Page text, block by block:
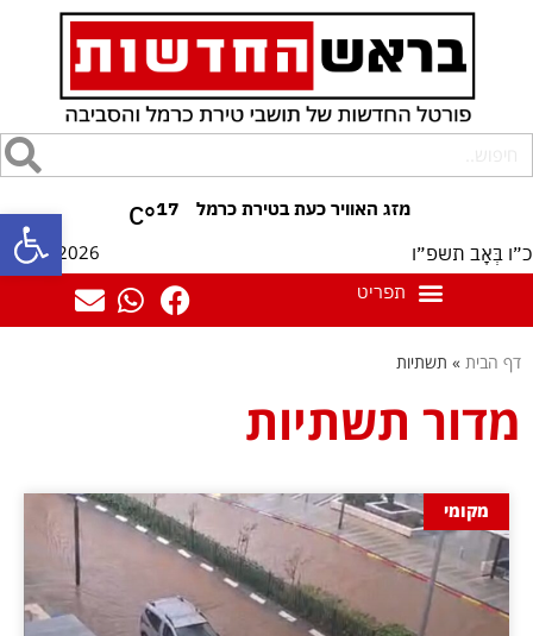
פתח 17
°C
כ״ו בְּאָב תשפ״ו 09/08/2026
דף הבית » תשתיות
מדור תשתיות
מקומי